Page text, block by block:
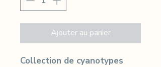
Ajouter au panier
Collection de cyanotypes